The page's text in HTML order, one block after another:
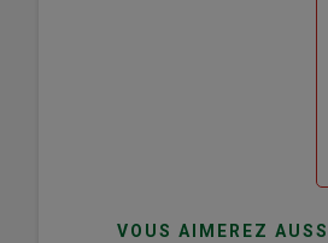
VOUS AIMEREZ AUSSI